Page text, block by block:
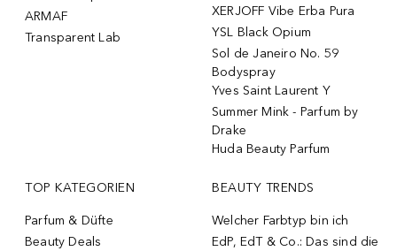
ARMAF
Transparent Lab
XERJOFF Vibe Erba Pura
YSL Black Opium
Sol de Janeiro No. 59
Bodyspray
Yves Saint Laurent Y
Summer Mink - Parfum by
Drake
Huda Beauty Parfum
TOP KATEGORIEN
Parfum & Düfte
Beauty Deals
BEAUTY TRENDS
Welcher Farbtyp bin ich
EdP, EdT & Co.: Das sind die